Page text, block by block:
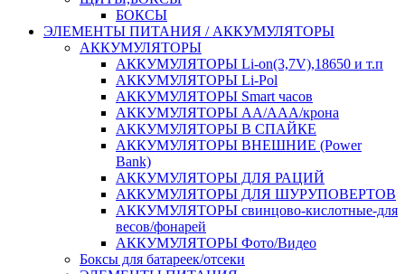
БОКСЫ
ЭЛЕМЕНТЫ ПИТАНИЯ / АККУМУЛЯТОРЫ
АККУМУЛЯТОРЫ
АККУМУЛЯТОРЫ Li-on(3,7V),18650 и т.п
АККУМУЛЯТОРЫ Li-Pol
АККУМУЛЯТОРЫ Smart часов
АККУМУЛЯТОРЫ АА/ААА/крона
АККУМУЛЯТОРЫ В СПАЙКЕ
АККУМУЛЯТОРЫ ВНЕШНИЕ (Power
Bank)
АККУМУЛЯТОРЫ ДЛЯ РАЦИЙ
АККУМУЛЯТОРЫ ДЛЯ ШУРУПОВЕРТОВ
АККУМУЛЯТОРЫ свинцово-кислотные-для
весов/фонарей
АККУМУЛЯТОРЫ Фото/Видео
Боксы для батареек/отсеки